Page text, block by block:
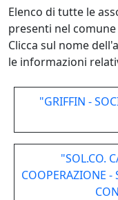
Elenco di tutte le
presenti nel comune
Clicca sul nome
le informazioni
"GRIFFIN -
"SOL.CO.
COOPERAZIONE -